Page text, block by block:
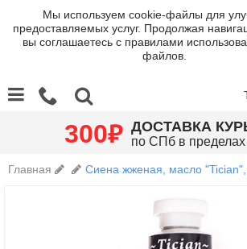
Мы используем cookie-файлы для
предоставляемых услуг. Продолжая
вы соглашаетесь с правилами
файлов.
300₽ ДОСТАВКА
по СПб в
Главная Сиена жженая, масло "Tician",